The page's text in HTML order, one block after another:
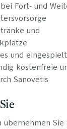
Fort- und
und
und
kostenfreie
Sanovetis
übernehmen Sie